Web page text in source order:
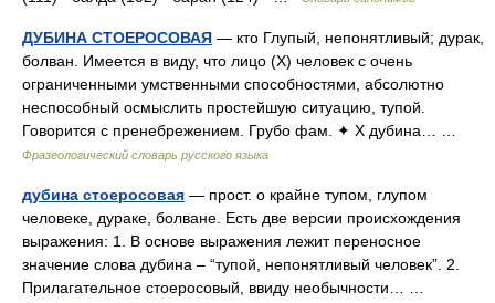
ДУБИНА СТОЕРОСОВАЯ — кто Глупый, непонятливый; дурак,
болван. Имеется в виду, что лицо (Х) человек с очень
ограниченными умственными способностями, абсолютно
неспособный осмыслить простейшую ситуацию, тупой.
Говорится с пренебрежением. Грубо фам. ✦ Х дубина… …
Фразеологический словарь русского языка
дубина стоеросовая — прост. о крайне тупом, глупом
человеке, дураке, болване. Есть две версии происхождения
выражения: 1. В основе выражения лежит переносное
значение слова дубина – “тупой, непонятливый человек”. 2.
Прилагательное стоеросовый, ввиду необычности… …